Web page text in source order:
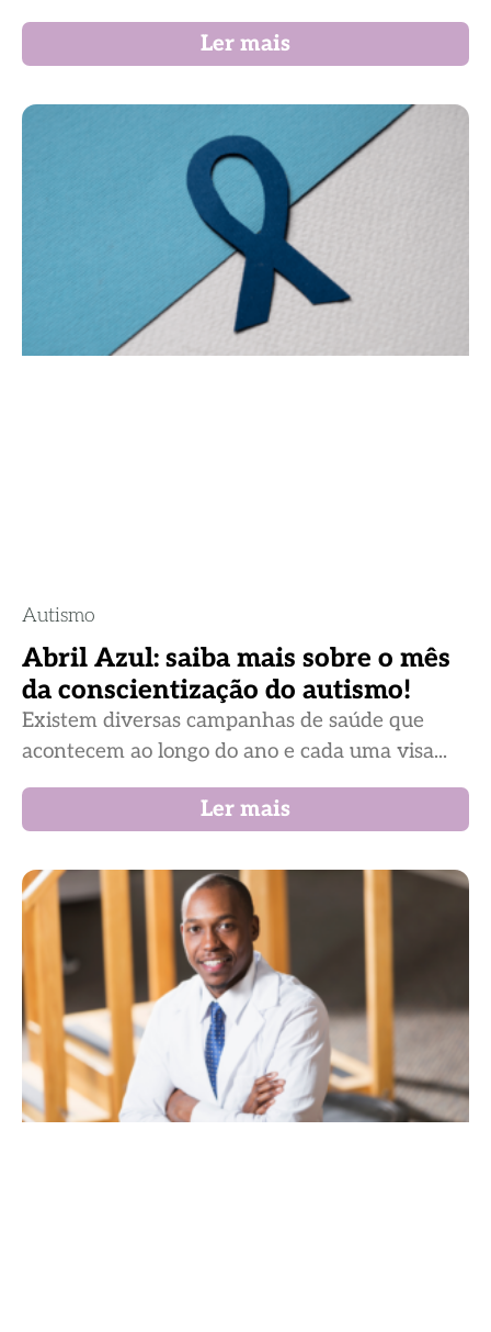
Ler mais
Autismo
Abril Azul: saiba mais sobre o mês
da conscientização do autismo!
Existem diversas campanhas de saúde que
acontecem ao longo do ano e cada uma visa...
Ler mais